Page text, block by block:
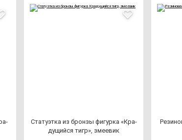
Ста­ту­эт­ка из брон­зы фи­гур­ка «Кра­
ду­щий­ся тигр», зме­евик